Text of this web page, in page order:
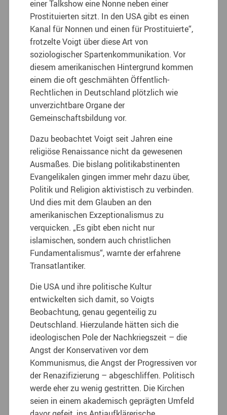
einer Talkshow eine Nonne neben einer
Prostituierten sitzt. In den USA gibt es einen
Kanal für Nonnen und einen für Prostituierte“,
frotzelte Voigt über diese Art von
soziologischer Spartenkommunikation. Vor
diesem amerikanischen Hintergrund kommen
einem die oft geschmähten Öffentlich-
Rechtlichen in Deutschland plötzlich wie
unverzichtbare Organe der
Gemeinschaftsbildung vor.
Dazu beobachtet Voigt seit Jahren eine
religiöse Renaissance nicht da gewesenen
Ausmaßes. Die bislang politikabstinenten
Evangelikalen gingen immer mehr dazu über,
Politik und Religion aktivistisch zu verbinden.
Und dies mit dem Glauben an den
amerikanischen Exzeptionalismus zu
verquicken. „Es gibt eben nicht nur
islamischen, sondern auch christlichen
Fundamentalismus“, warnte der erfahrene
Transatlantiker.
Die USA und ihre politische Kultur
entwickelten sich damit, so Voigts
Beobachtung, genau gegenteilig zu
Deutschland. Hierzulande hätten sich die
ideologischen Pole der Nachkriegszeit – die
Angst der Konservativen vor dem
Kommunismus, die Angst der Progressiven vor
der Renazifizierung – abgeschliffen. Politisch
werde eher zu wenig gestritten. Die Kirchen
seien in einem akademisch geprägten Umfeld